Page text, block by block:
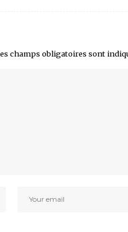
champs obligatoires sont